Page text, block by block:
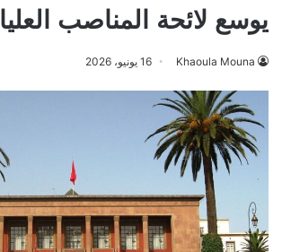
يوسع لائحة المناصب العليا
Khaoula Mouna 16 يونيو، 2026